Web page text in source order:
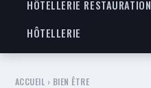
HÔTELLERIE RESTAURATION
HÔTELLERIE
ACCUEIL › BIEN ÊTRE